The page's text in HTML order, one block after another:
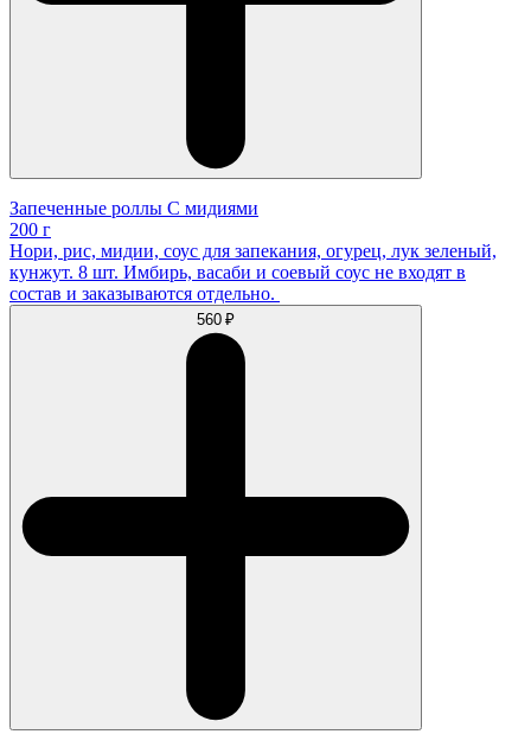
Запеченные роллы С мидиями
200 г
Нори, рис, мидии, соус для запекания, огурец, лук зеленый,
кунжут. 8 шт. Имбирь, васаби и соевый соус не входят в
состав и заказываются отдельно.
560 ₽